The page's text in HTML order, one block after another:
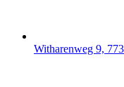
Witharenweg 9,